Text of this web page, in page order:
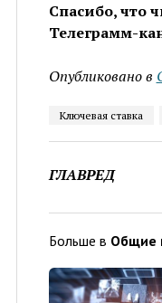
Спасибо, что
Телеграмм-
Опубликовано в
Ключевая ставка
ГЛАВРЕД
Больше в Общие